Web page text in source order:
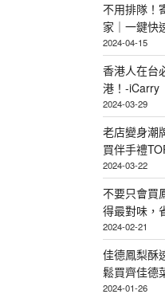
不用排隊！
家｜一鍵快
2024-04-15
香港人在台
港！-iCarry
2024-03-29
老店變身潮
買伴手禮
2024-03-22
不要只會買
得最對味，
2024-02-21
佳德鳳梨酥
鬆買齊佳德
2024-01-26